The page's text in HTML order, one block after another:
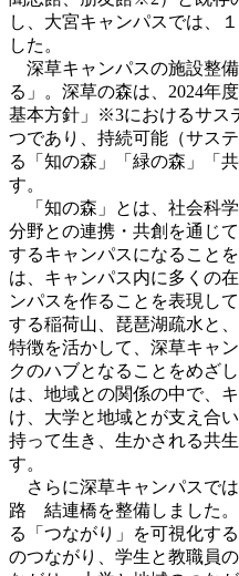
し、大宮キャンパスでは、
した。
深草キャンパスの施設整
る」。深草の森は、2024年
基本方針」※3におけるサス
つであり、持続可能（サス
る「知の森」「緑の森」「
す。
「知の森」とは、社会科
分野との連携・共創を通じ
するキャンパスになること
は、キャンパス内に多くの
ンパスを作ることを表現し
する稲荷山、琵琶湖疏水と
特徴を活かして、深草キャ
クのハブとなることをめざ
は、地域との関係の中で、
け、大学と地域とが支え合
持って生き、生かされる共
す。
さらに深草キャンパスで
路 結連橋を整備しました
る「つながり」を可視化す
のつながり、学生と教職員